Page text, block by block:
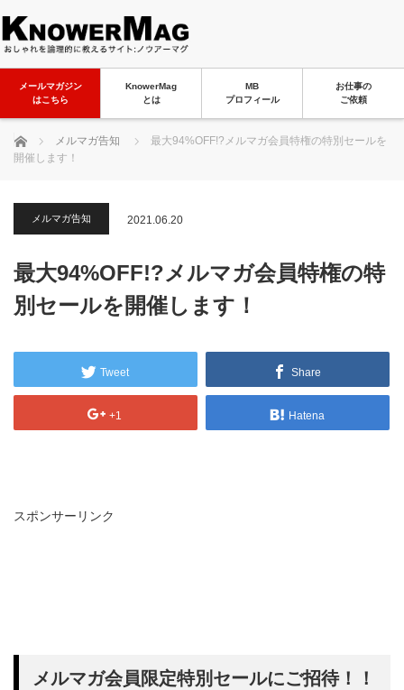
メールマガジン
はこちら
KnowerMag
とは
MB
プロフィール
お仕事の
ご依頼
ホーム メルマガ告知
最大94%OFF!?メルマガ会員特権の特別セールを
開催します！
メルマガ告知 2021.06.20
最大94%OFF!?メルマガ会員特権の特
別セールを開催します！
Tweet Share
+1 Hatena
スポンサーリンク
メルマガ会員限定特別セールにご招待！！